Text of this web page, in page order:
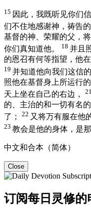
15 因此，我既听见你们
们不住地感谢神，祷告
基督的神、荣耀的父，
你们真知道他。
18 并且
的恩召有何等指望，他
19 并知道他向我们这信
照他在基督身上所运行
天上坐在自己的右边，
21
的、主治的和一切有名
了；
22 又将万有服在他
23 教会是他的身体，是
中文和合本（简体）
Close
订阅每日灵修的